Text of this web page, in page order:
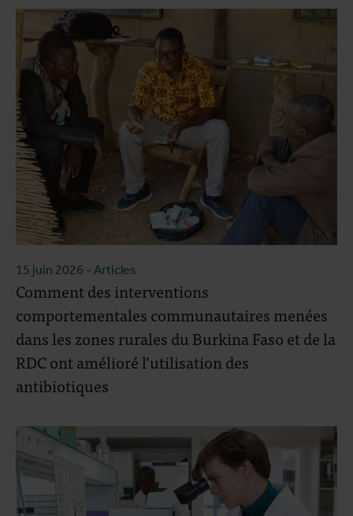
15 juin 2026 - Articles
Comment des interventions
comportementales communautaires menées
dans les zones rurales du Burkina Faso et de la
RDC ont amélioré l’utilisation des
antibiotiques